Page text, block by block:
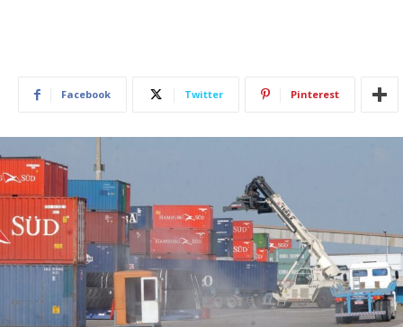
Facebook Twitter Pinterest